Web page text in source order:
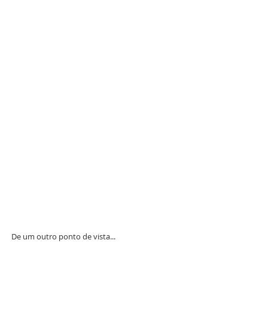
De um outro ponto de vista...